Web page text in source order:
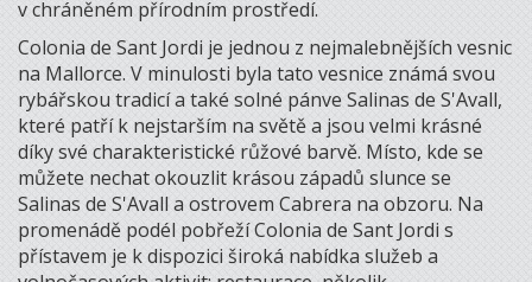
v chráněném přírodním prostředí.
Colonia de Sant Jordi je jednou z nejmalebnějších vesnic
na Mallorce. V minulosti byla tato vesnice známá svou
rybářskou tradicí a také solné pánve Salinas de S'Avall,
které patří k nejstarším na světě a jsou velmi krásné
díky své charakteristické růžové barvě. Místo, kde se
můžete nechat okouzlit krásou západů slunce se
Salinas de S'Avall a ostrovem Cabrera na obzoru. Na
promenádě podél pobřeží Colonia de Sant Jordi s
přístavem je k dispozici široká nabídka služeb a